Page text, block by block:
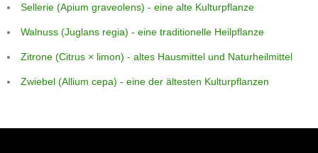
Sellerie (Apium graveolens) - eine alte Kulturpflanze
Walnuss (Juglans regia) - eine traditionelle Heilpflanze
Zitrone (Citrus × limon) - altes Hausmittel und Naturheilmittel
Zwiebel (Allium cepa) - eine der ältesten Kulturpflanzen